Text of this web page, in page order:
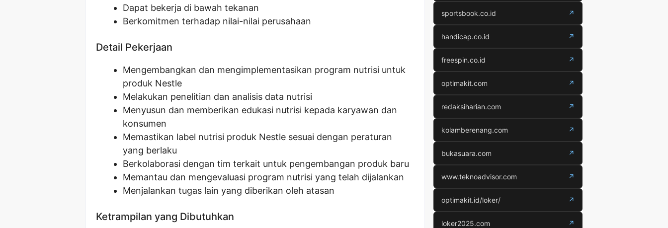
Dapat bekerja di bawah tekanan
Berkomitmen terhadap nilai-nilai perusahaan
Detail Pekerjaan
Mengembangkan dan mengimplementasikan program nutrisi untuk
produk Nestle
Melakukan penelitian dan analisis data nutrisi
Menyusun dan memberikan edukasi nutrisi kepada karyawan dan
konsumen
Memastikan label nutrisi produk Nestle sesuai dengan peraturan
yang berlaku
Berkolaborasi dengan tim terkait untuk pengembangan produk baru
Memantau dan mengevaluasi program nutrisi yang telah dijalankan
Menjalankan tugas lain yang diberikan oleh atasan
Ketrampilan yang Dibutuhkan
sportsbook.co.id ↗
handicap.co.id ↗
freespin.co.id ↗
optimakit.com ↗
redaksiharian.com ↗
kolamberenang.com ↗
bukasuara.com ↗
www.teknoadvisor.com ↗
optimakit.id/loker/ ↗
loker2025.com ↗